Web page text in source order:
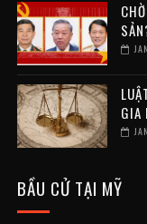
GIA
BẦU CỬ TẠI MỸ